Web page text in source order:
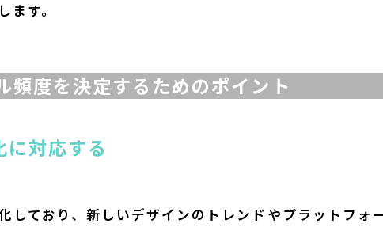
ます。
頻度を決定するためのポイント
対応する
しており、新しいデザインのトレンドやプラットフォ